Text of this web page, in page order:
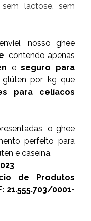
lactose, sem
nosso ghee
, contendo apenas
eseguro para
por kg que
para celíacos
o ghee
perfeito para
e caseína.
de Produtos
21.555.703/0001-